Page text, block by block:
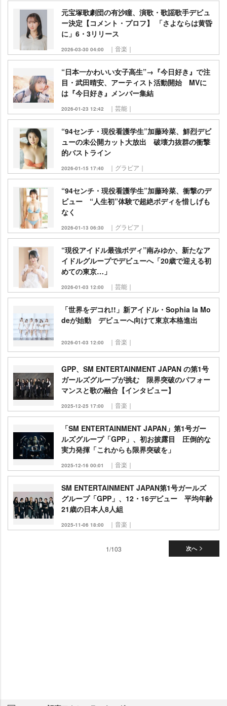
元宝塚歌劇団の有沙瞳、演歌・歌謡歌手デビュ
ー決定【コメント・プロフ】 「さよならは黄昏
に」6・3リリース
2026-03-30 04:00 ｜音楽｜
“日本一かわいい女子高生”→『今日好き』で注
目・武田晴安、アーティスト活動開始 MVに
は『今日好き』メンバー集結
2026-01-23 12:42 ｜芸能｜
“94センチ・現役看護学生”加藤玲菜、鮮烈デビ
ューの未公開カット大放出 破壊力抜群の衝撃
的バストライン
2026-01-15 17:40 ｜グラビア｜
“94センチ・現役看護学生”加藤玲菜、衝撃のデ
ビュー “人生初”体験で超絶ボディを惜しげも
なく
2026-01-13 06:30 ｜グラビア｜
“現役アイドル最強ボディ”南みゆか、新たなア
イドルグループでデビューへ「20歳で迎える初
めての東京…」
2026-01-03 12:00 ｜芸能｜
「世界をデコれ!!」新アイドル・Sophia la Mo
deが始動 デビューへ向けて東京本格進出
2026-01-03 12:00 ｜音楽｜
GPP、SM ENTERTAINMENT JAPAN の第1号
ガールズグループが挑む 限界突破のパフォー
マンスと歌の融合【インタビュー】
2025-12-25 17:00 ｜音楽｜
「SM ENTERTAINMENT JAPAN」第1号ガー
ルズグループ「GPP」、初お披露目 圧倒的な
実力発揮「これからも限界突破を」
2025-12-16 00:01 ｜音楽｜
SM ENTERTAINMENT JAPAN第1号ガールズ
グループ「GPP」、12・16デビュー 平均年齢
21歳の日本人8人組
2025-11-06 18:00 ｜音楽｜
次へ
1/103